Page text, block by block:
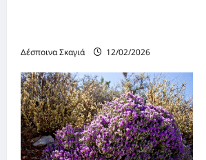
Δέσποινα Σκαγιά 12/02/2026